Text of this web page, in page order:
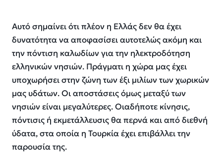
Αυτό σημαίνει ότι πλέον η Ελλάς δεν θα έχει
δυνατότητα να αποφασίσει αυτοτελώς ακόμη και
την πόντιση καλωδίων για την ηλεκτροδότηση
ελληνικών νησιών. Πράγματι η χώρα μας έχει
υποχωρήσει στην ζώνη των έξι μιλίων των χωρικών
μας υδάτων. Οι αποστάσεις όμως μεταξύ των
νησιών είναι μεγαλύτερες. Οιαδήποτε κίνησις,
πόντισις ή εκμετάλλευσις θα περνά και από διεθνή
ύδατα, στα οποία η Τουρκία έχει επιβάλλει την
παρουσία της.